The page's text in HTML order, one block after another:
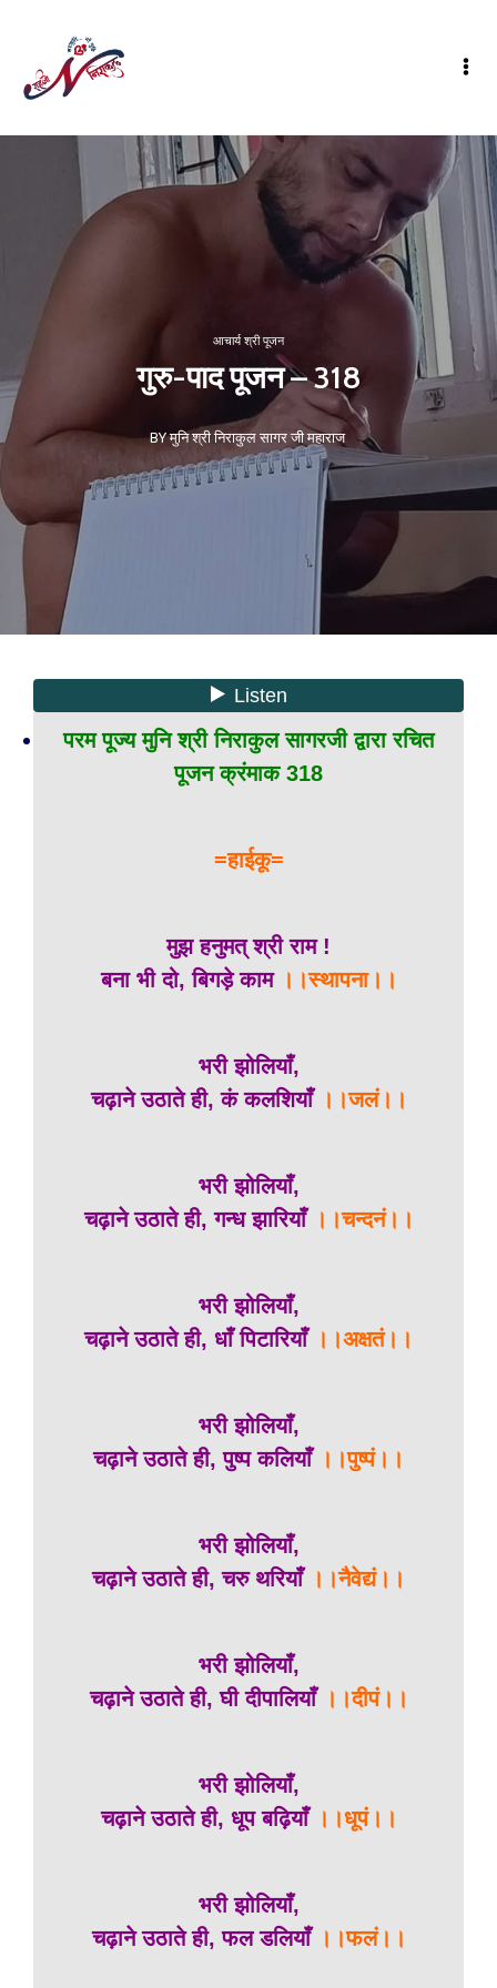
आचार्य श्री पूजन
गुरु-पाद पूजन – 318
BY मुनि श्री निराकुल सागर जी महाराज
परम पूज्य मुनि श्री निराकुल सागरजी द्वारा रचित
पूजन क्रंमाक 318
=हाईकू=
मुझ हनुमत् श्री राम !
बना भी दो, बिगड़े काम ।।स्थापना।।
भरी झोलियाँ,
चढ़ाने उठाते ही, कं कलशियाँ ।।जलं।।
भरी झोलियाँ,
चढ़ाने उठाते ही, गन्ध झारियाँ।।चन्दनं।।
भरी झोलियाँ,
चढ़ाने उठाते ही, धाँ पिटारियाँ।।अक्षतं।।
भरी झोलियाँ,
चढ़ाने उठाते ही, पुष्प कलियाँ।।पुष्पं।।
भरी झोलियाँ,
चढ़ाने उठाते ही, चरु थरियाँ ।।नैवेद्यं।।
भरी झोलियाँ,
चढ़ाने उठाते ही, घी दीपालियाँ।।दीपं।।
भरी झोलियाँ,
चढ़ाने उठाते ही, धूप बढ़ियाँ ।।धूपं।।
भरी झोलियाँ,
चढ़ाने उठाते ही, फल डलियाँ।।फलं।।